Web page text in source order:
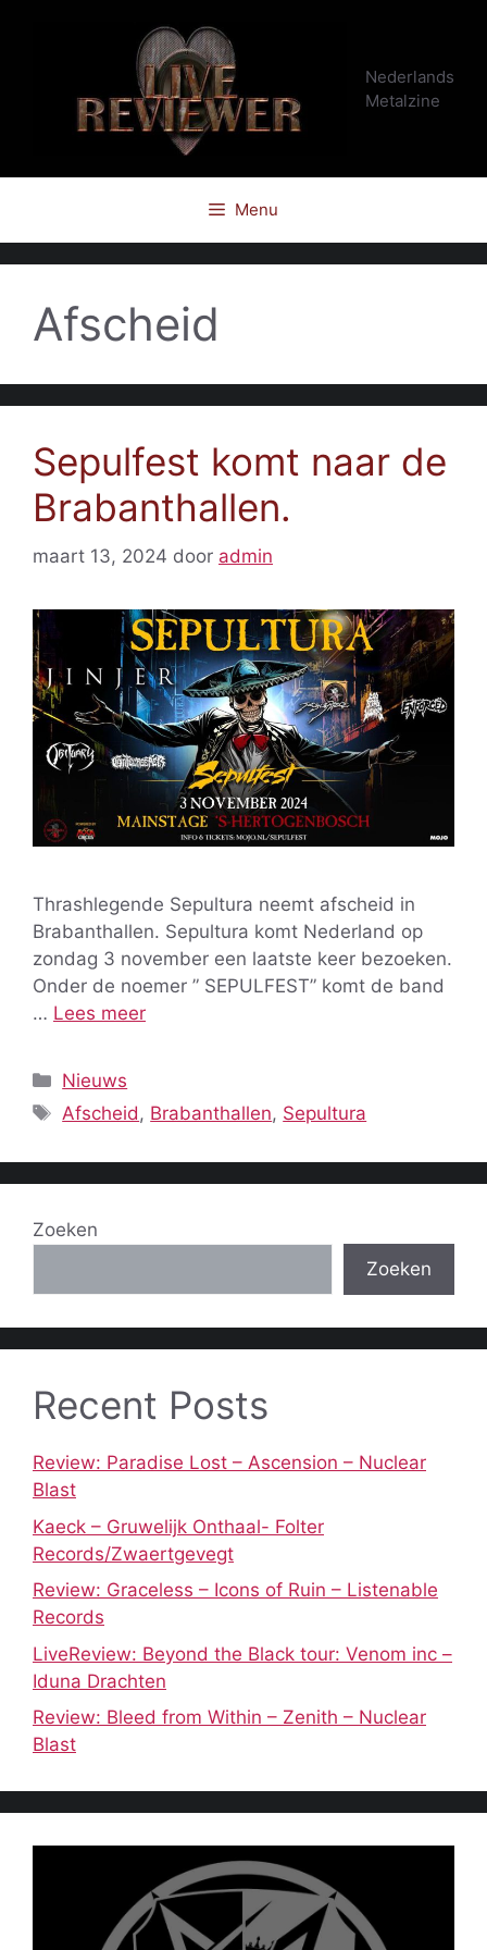
Nederlands
Metalzine
Menu
Afscheid
Sepulfest komt naar de
Brabanthallen.
maart 13, 2024 door admin
Thrashlegende Sepultura neemt afscheid in
Brabanthallen. Sepultura komt Nederland op
zondag 3 november een laatste keer bezoeken.
Onder de noemer ” SEPULFEST” komt de band
… Lees meer
Categorieën
Nieuws
Tags
Afscheid, Brabanthallen, Sepultura
Zoeken
Zoeken
Recent Posts
Review: Paradise Lost – Ascension – Nuclear
Blast
Kaeck – Gruwelijk Onthaal- Folter
Records/Zwaertgevegt
Review: Graceless – Icons of Ruin – Listenable
Records
LiveReview: Beyond the Black tour: Venom inc –
Iduna Drachten
Review: Bleed from Within – Zenith – Nuclear
Blast